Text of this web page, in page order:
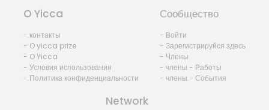
O Yicca
- контакты
- O yicca prize
- O Yicca
- Условия использования
- Политика конфиденциальности
Сообщество
- Войти
- Зарегистрируйся здесь
- Члены
- члены - Работы
- члены - События
Network